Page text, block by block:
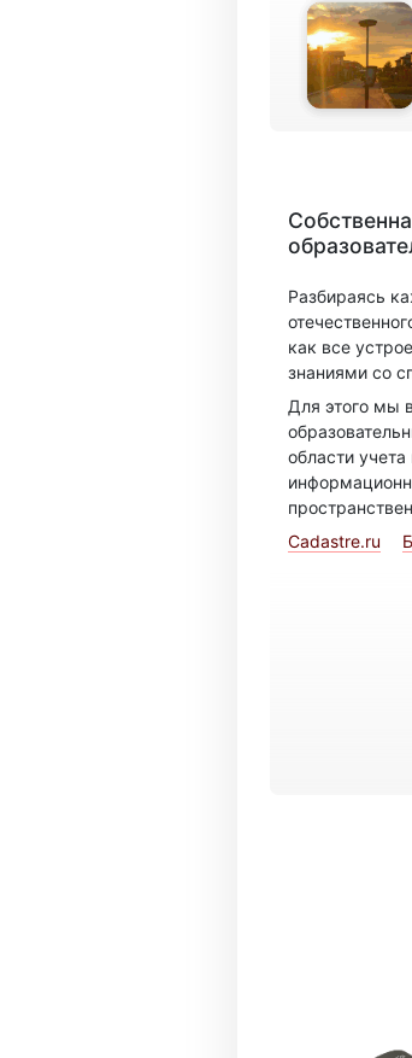
Разбираясь
как все
знаниями со
Для этого мы
области
Cadastre.ru